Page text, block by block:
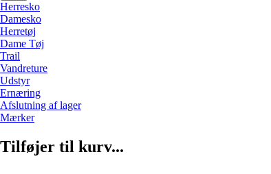
Herresko
Damesko
Herretøj
Dame Tøj
Trail
Vandreture
Udstyr
Ernæring
Afslutning af lager
Mærker
Tilføjer til kurv...